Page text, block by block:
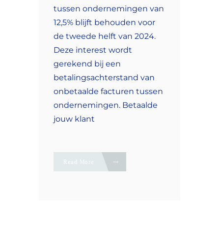
tussen ondernemingen van
12,5% blijft behouden voor
de tweede helft van 2024.
Deze interest wordt
gerekend bij een
betalingsachterstand van
onbetaalde facturen tussen
ondernemingen. Betaalde
jouw klant
Read More